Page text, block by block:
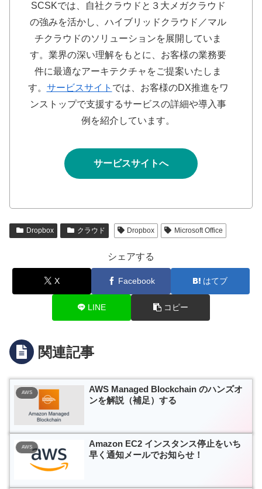
SCSKでは、自社クラウドと３大メガクラウド
の強みを活かし、ハイブリッドクラウド／マル
チクラウドのソリューションを展開していま
す。業界の深い理解をもとに、お客様の業務要
件に最適なアーキテクチャをご提案いたしま
す。 サービスサイト では、お客様のDX推進をワ
ンストップで支援するサービスの詳細や導入事
例を紹介しています。
サービスサイトへ
Dropbox クラウド Dropbox Microsoft Office
シェアする
X Facebook はてブ
LINE コピー
関連記事
AWS
AWS Managed Blockchain のハンズオ
ンを解説（補足）する
AWS
Amazon EC2 インスタンス停止をいち
早く通知メールでお知らせ！